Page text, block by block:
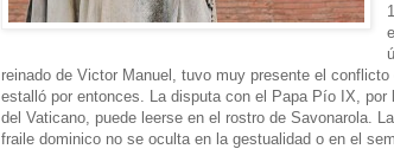
reinado de Victor Manuel, tuvo muy presente el
estalló por entonces. La disputa con el Papa Pío IX, por
del Vaticano, puede leerse en el rostro de Savonarola.
fraile dominico no se oculta en la gestualidad o en el